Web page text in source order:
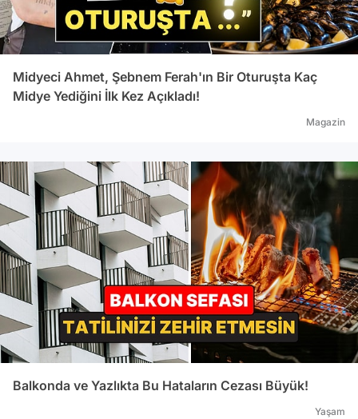
Midyeci Ahmet, Şebnem Ferah'ın Bir Oturuşta Kaç
Midye Yediğini İlk Kez Açıkladı!
Magazin
Balkonda ve Yazlıkta Bu Hataların Cezası Büyük!
Yaşam